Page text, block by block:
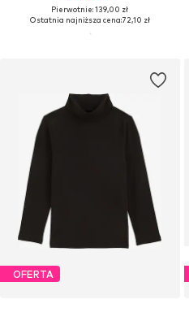
Pierwotnie: 139,00 zł
Ostatnia najniższa cena:72,10 zł
OFERTA